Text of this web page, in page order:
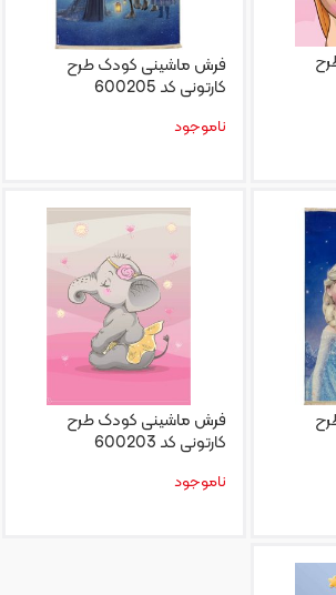
فرش ماشینی کودک طرح
کارتونی کد 600205
ناموجود
فرش ماشینی کودک طرح
کارتونی کد 600203
ناموجود